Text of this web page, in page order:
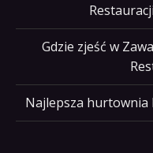
Gdzie zjeść w
Najlepsza